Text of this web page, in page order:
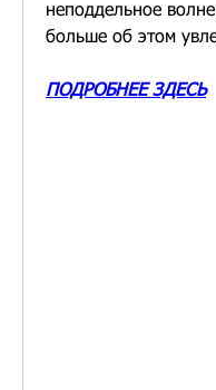
неподдельное
больше об этом
ПОДРОБНЕЕ ЗДЕСЬ